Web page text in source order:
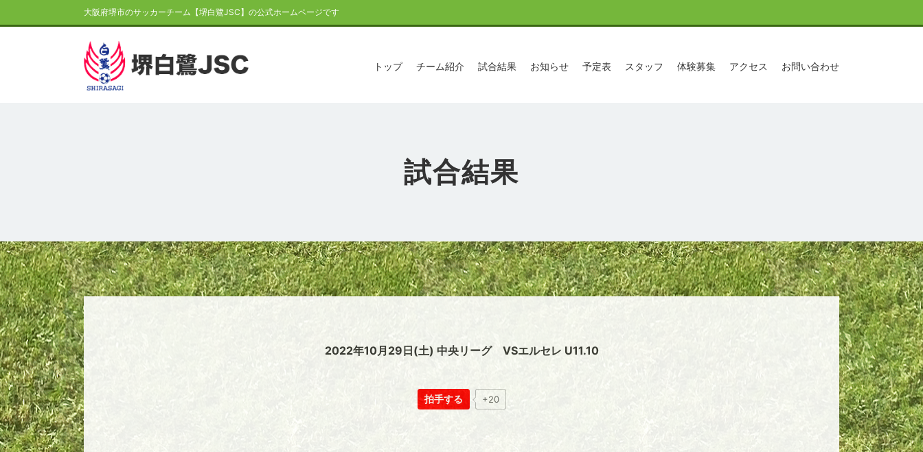
大阪府堺市のサッカーチーム【堺白鷺JSC】の公式ホームページです
トップ チーム紹介 試合結果 お知らせ 予定表 スタッフ 体験募集 アクセス お問い合わせ
試合結果
2022年10月29日(土) 中央リーグ VSエルセレ U11.10
拍手する +20